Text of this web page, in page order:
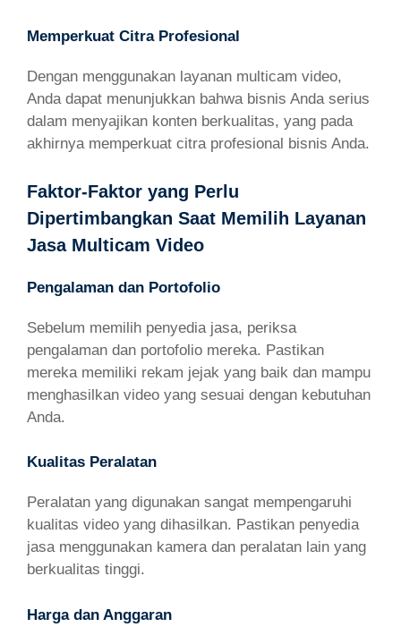
Memperkuat Citra Profesional
Dengan menggunakan layanan multicam video,
Anda dapat menunjukkan bahwa bisnis Anda serius
dalam menyajikan konten berkualitas, yang pada
akhirnya memperkuat citra profesional bisnis Anda.
Faktor-Faktor yang Perlu
Dipertimbangkan Saat Memilih Layanan
Jasa Multicam Video
Pengalaman dan Portofolio
Sebelum memilih penyedia jasa, periksa
pengalaman dan portofolio mereka. Pastikan
mereka memiliki rekam jejak yang baik dan mampu
menghasilkan video yang sesuai dengan kebutuhan
Anda.
Kualitas Peralatan
Peralatan yang digunakan sangat mempengaruhi
kualitas video yang dihasilkan. Pastikan penyedia
jasa menggunakan kamera dan peralatan lain yang
berkualitas tinggi.
Harga dan Anggaran